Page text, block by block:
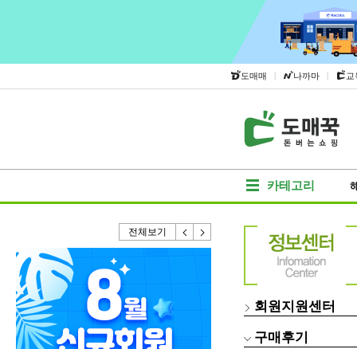
도매매 | 나까마 | 교
카테고리
전체보기
회원지원센터
구매후기